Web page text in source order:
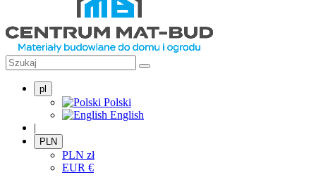
pl
Polski
English
|
PLN
PLN zł
EUR €